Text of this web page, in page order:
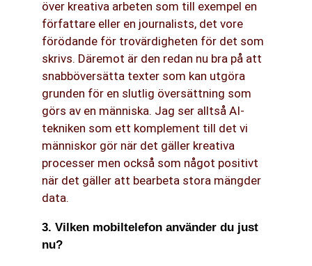
över kreativa arbeten som till exempel en
författare eller en journalists, det vore
förödande för trovärdigheten för det som
skrivs. Däremot är den redan nu bra på att
snabböversätta texter som kan utgöra
grunden för en slutlig översättning som
görs av en människa. Jag ser alltså AI-
tekniken som ett komplement till det vi
människor gör när det gäller kreativa
processer men också som något positivt
när det gäller att bearbeta stora mängder
data.
3. Vilken mobiltelefon använder du just
nu?